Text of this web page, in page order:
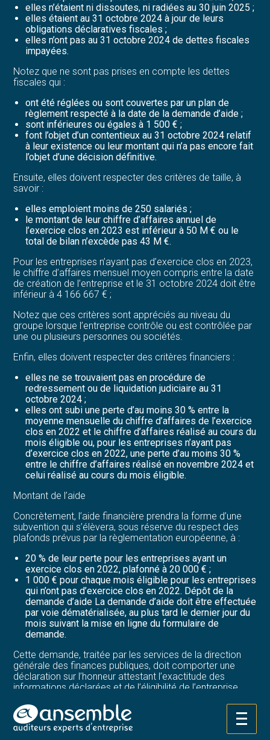
Aller
au
elles n’étaient ni dissoutes, ni radiées au 30 juin 2025 ;
elles étaient au 31 octobre 2024 à jour de leurs
obligations déclaratives fiscales ;
elles n’ont pas au 31 octobre 2024 de dettes fiscales
impayées.
Notez que ne sont pas prises en compte les dettes
fiscales qui :
ont été réglées ou sont couvertes par un plan de
règlement respecté à la date de la demande d’aide ;
sont inférieures ou égales à 1 500 € ;
font l’objet d’un contentieux au 31 octobre 2024 relatif
à leur existence ou leur montant qui n’a pas encore fait
l’objet d’une décision définitive.
Ensuite, elles doivent respecter des critères de taille, à
savoir :
elles emploient moins de 250 salariés ;
le montant de leur chiffre d’affaires annuel de
l’exercice clos en 2023 est inférieur à 50 M € ou le
total de bilan n’excède pas 43 M €.
Pour les entreprises n’ayant pas d’exercice clos en 2023,
le chiffre d’affaires mensuel moyen compris entre la date
de création de l’entreprise et le 31 octobre 2024 doit être
inférieur à 4 166 667 € ;
Notez que ces critères sont appréciés au niveau du
groupe lorsque l’entreprise contrôle ou est contrôlée par
une ou plusieurs personnes ou sociétés.
Enfin, elles doivent respecter des critères financiers :
elles ne se trouvaient pas en procédure de
redressement ou de liquidation judiciaire au 31
octobre 2024 ;
elles ont subi une perte d’au moins 30 % entre la
moyenne mensuelle du chiffre d’affaires de l’exercice
clos en 2022 et le chiffre d’affaires réalisé au cours du
mois éligible ou, pour les entreprises n’ayant pas
d’exercice clos en 2022, une perte d’au moins 30 %
entre le chiffre d’affaires réalisé en novembre 2024 et
celui réalisé au cours du mois éligible.
Montant de l’aide
Concrètement, l’aide financière prendra la forme d’une
subvention qui s’élèvera, sous réserve du respect des
plafonds prévus par la règlementation européenne, à :
20 % de leur perte pour les entreprises ayant un
exercice clos en 2022, plafonné à 20 000 € ;
1 000 € pour chaque mois éligible pour les entreprises
qui n’ont pas d’exercice clos en 2022. Dépôt de la
demande d’aide La demande d’aide doit être effectuée
par voie dématérialisée, au plus tard le dernier jour du
mois suivant la mise en ligne du formulaire de
demande.
Cette demande, traitée par les services de la direction
générale des finances publiques, doit comporter une
déclaration sur l’honneur attestant l’exactitude des
informations déclarées et de l’éligibilité de l’entreprise,
de l’aide.
Sources :